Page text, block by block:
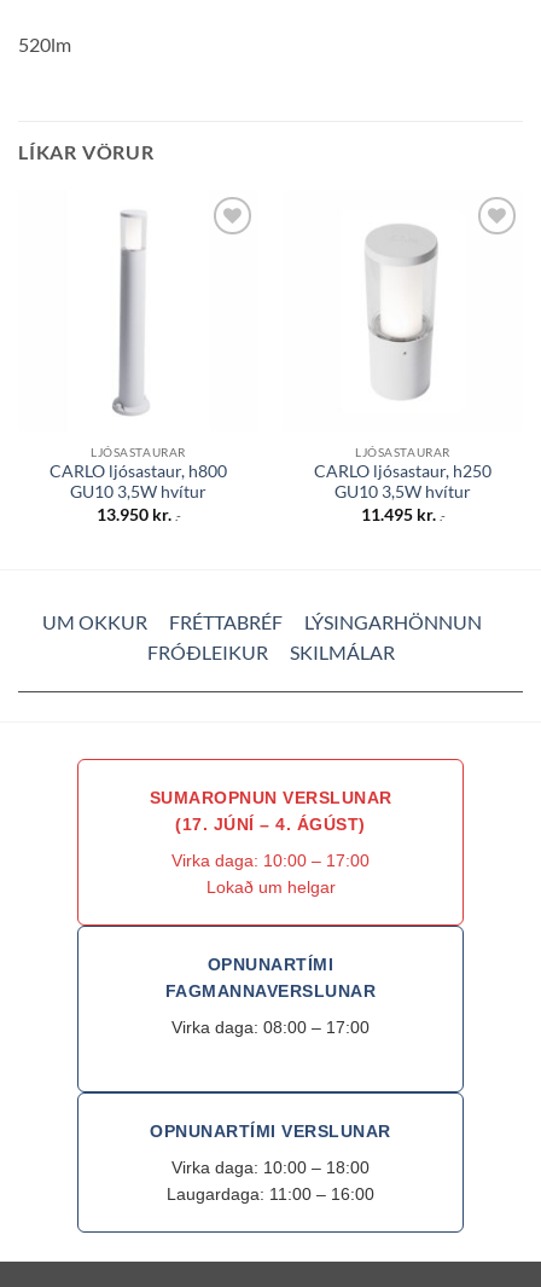
520lm
LÍKAR VÖRUR
LJÓSASTAURAR
CARLO ljósastaur, h800
GU10 3,5W hvítur
13.950 kr. .-
LJÓSASTAURAR
CARLO ljósastaur, h250
GU10 3,5W hvítur
11.495 kr. .-
UM OKKUR FRÉTTABRÉF
LÝSINGARHÖNNUN
FRÓÐLEIKUR
SKILMÁLAR
SUMAROPNUN VERSLUNAR
(17. JÚNÍ – 4. ÁGÚST)
Virka daga: 10:00 – 17:00
Lokað um helgar
OPNUNARTÍMI
FAGMANNAVERSLUNAR
Virka daga: 08:00 – 17:00
OPNUNARTÍMI VERSLUNAR
Virka daga: 10:00 – 18:00
Laugardaga: 11:00 – 16:00